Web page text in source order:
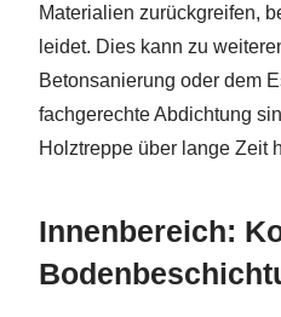
Materialien zurückgreifen,
leidet. Dies kann zu
Betonsanierung oder dem
fachgerechte Abdichtung
Holztreppe über lange Zeit
Innenbereich: